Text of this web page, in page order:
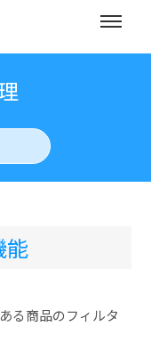
能
る商品のフィルタ